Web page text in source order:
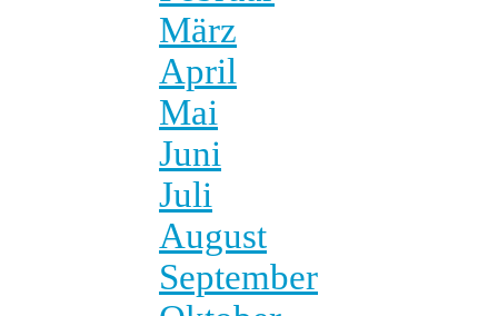
März
April
Mai
Juni
Juli
August
September